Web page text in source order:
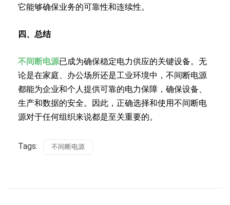
它能够确保业务的可靠性和连续性。
四、总结
不间断电源已成为确保稳定电力供应的关键设备。无
论是在家庭、办公场所还是工业环境中，不间断电源
都能为企业和个人提供可靠的电力保障，确保设备、
生产和数据的安全。因此，正确选择和使用不间断电
源对于任何组织来说都是至关重要的。
Tags: 不间断电源